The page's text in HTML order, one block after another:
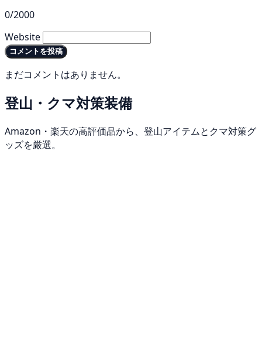
0/2000
Website
コメントを投稿
まだコメントはありません。
登山・クマ対策装備
Amazon・楽天の高評価品から、登山アイテムとクマ対策グ
ッズを厳選。